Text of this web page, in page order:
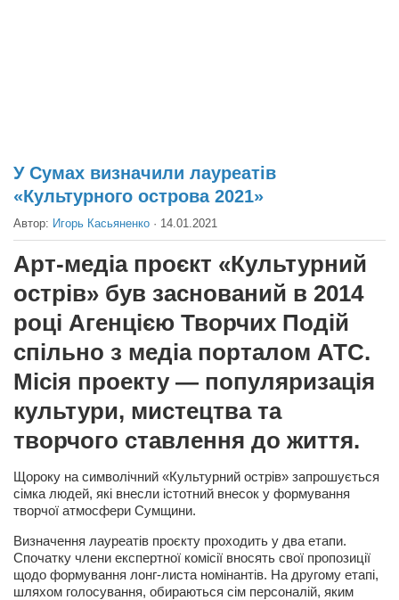
Выборы
Деньги
Опросы
Экология
Здоровье
Здоровый образ жизни
Сам себе доктор
Активный отдых
Курьезы
Досье
Лариса Ильченко
Орест Коваль
У Сумах визначили лауреатів
«Культурного острова 2021»
Автор: Игорь Касьяненко · 14.01.2021
Арт-медіа проєкт «Культурний
острів» був заснований в 2014
році Агенцією Творчих Подій
спільно з медіа порталом АТС.
Місія проекту — популяризація
культури, мистецтва та
творчого ставлення до життя.
Щороку на символічний «Культурний острів» запрошується
сімка людей, які внесли істотний внесок у формування
творчої атмосфери Сумщини.
Визначення лауреатів проєкту проходить у два етапи.
Спочатку члени експертної комісії вносять свої пропозиції
щодо формування лонг-листа номінантів. На другому етапі,
шляхом голосування, обираються сім персоналій, яким